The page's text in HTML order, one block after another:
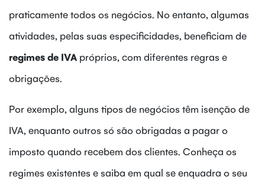
praticamente todos os negócios. No entanto, algumas
atividades, pelas suas especificidades, beneficiam de
regimes de IVA próprios, com diferentes regras e
obrigações.
Por exemplo, alguns tipos de negócios têm isenção de
IVA, enquanto outros só são obrigadas a pagar o
imposto quando recebem dos clientes. Conheça os
regimes existentes e saiba em qual se enquadra o seu